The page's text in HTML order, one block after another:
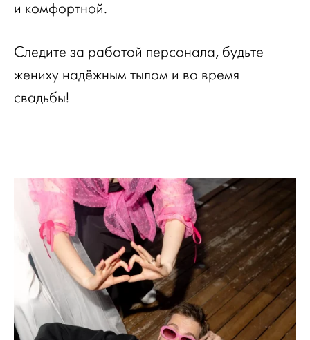
и комфортной.
Следите за работой персонала, будьте
жениху надёжным тылом и во время
свадьбы!